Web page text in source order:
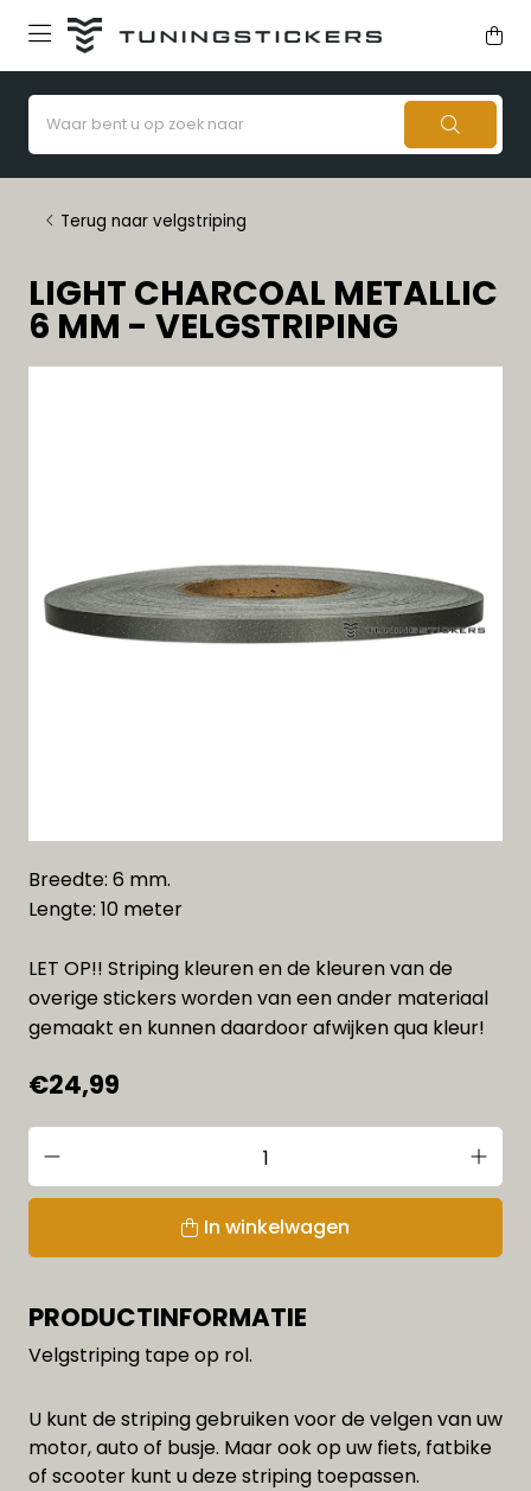
Terug naar velgstriping
LIGHT CHARCOAL METALLIC
6 MM - VELGSTRIPING
Breedte: 6 mm.
Lengte: 10 meter
LET OP!! Striping kleuren en de kleuren van de
overige stickers worden van een ander materiaal
gemaakt en kunnen daardoor afwijken qua kleur!
€24,99
In winkelwagen
PRODUCTINFORMATIE
Velgstriping tape op rol.
U kunt de striping gebruiken voor de velgen van uw
motor, auto of busje. Maar ook op uw fiets, fatbike
of scooter kunt u deze striping toepassen.